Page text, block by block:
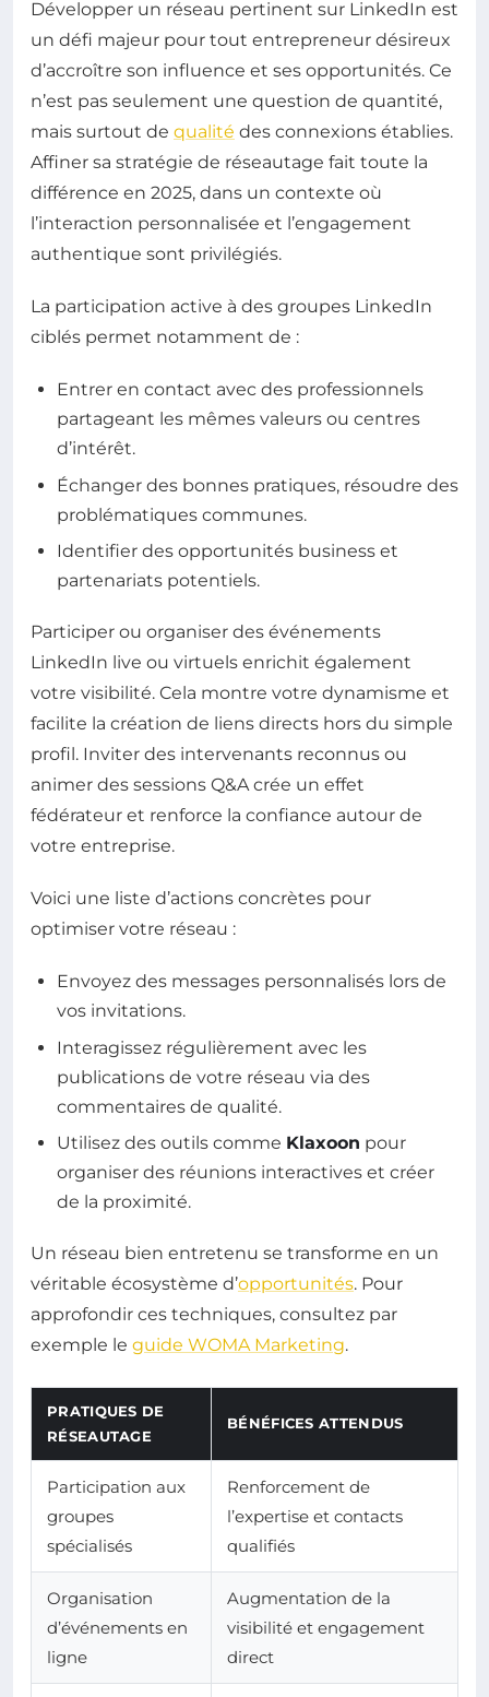
Développer un réseau pertinent sur LinkedIn est
un défi majeur pour tout entrepreneur désireux
d’accroître son influence et ses opportunités. Ce
n’est pas seulement une question de quantité,
mais surtout de qualité des connexions établies.
Affiner sa stratégie de réseautage fait toute la
différence en 2025, dans un contexte où
l’interaction personnalisée et l’engagement
authentique sont privilégiés.
La participation active à des groupes LinkedIn
ciblés permet notamment de :
Entrer en contact avec des professionnels
partageant les mêmes valeurs ou centres
d’intérêt.
Échanger des bonnes pratiques, résoudre des
problématiques communes.
Identifier des opportunités business et
partenariats potentiels.
Participer ou organiser des événements
LinkedIn live ou virtuels enrichit également
votre visibilité. Cela montre votre dynamisme et
facilite la création de liens directs hors du simple
profil. Inviter des intervenants reconnus ou
animer des sessions Q&A crée un effet
fédérateur et renforce la confiance autour de
votre entreprise.
Voici une liste d’actions concrètes pour
optimiser votre réseau :
Envoyez des messages personnalisés lors de
vos invitations.
Interagissez régulièrement avec les
publications de votre réseau via des
commentaires de qualité.
Utilisez des outils comme Klaxoon pour
organiser des réunions interactives et créer
de la proximité.
Un réseau bien entretenu se transforme en un
véritable écosystème d’opportunités. Pour
approfondir ces techniques, consultez par
exemple le guide WOMA Marketing.
PRATIQUES DE
RÉSEAUTAGE
BÉNÉFICES ATTENDUS
Participation aux
groupes
spécialisés
Renforcement de
l’expertise et contacts
qualifiés
Organisation
d’événements en
ligne
Augmentation de la
visibilité et engagement
direct